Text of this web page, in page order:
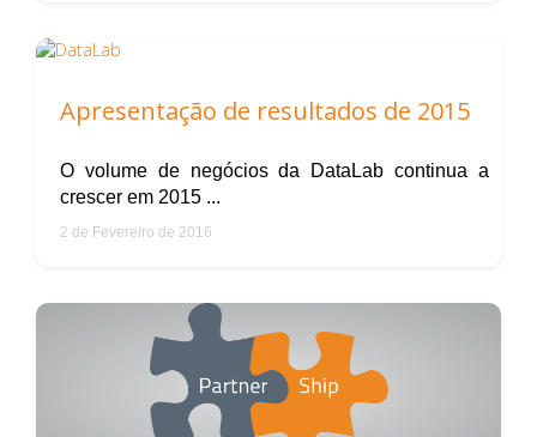
Apresentação de resultados de 2015
O volume de negócios da DataLab continua a
crescer em 2015 ...
2 de Fevereiro de 2016